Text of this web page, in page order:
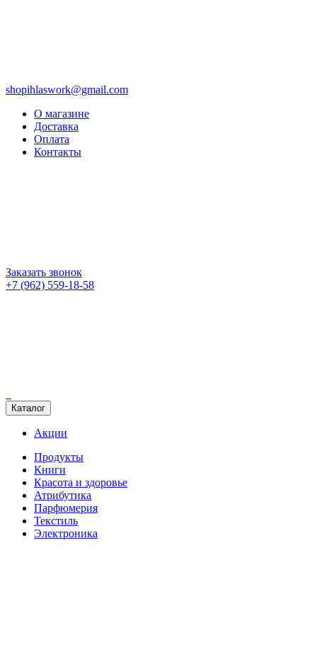
shopihlaswork@gmail.com
О магазине
Доставка
Оплата
Контакты
Заказать звонок
+7 (962) 559-18-58
Каталог
Акции
Продукты
Книги
Красота и здоровье
Атрибутика
Парфюмерия
Текстиль
Электроника